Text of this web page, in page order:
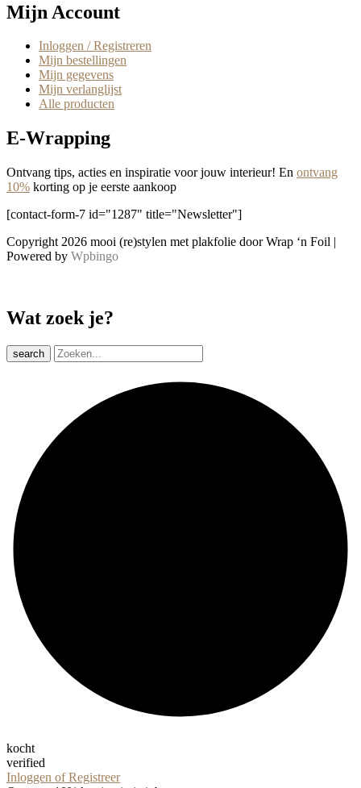
Mijn Account
Inloggen / Registreren
Mijn bestellingen
Mijn gegevens
Mijn verlanglijst
Alle producten
E-Wrapping
Ontvang tips, acties en inspiratie voor jouw interieur! En ontvang
10% korting op je eerste aankoop
[contact-form-7 id="1287" title="Newsletter"]
Copyright 2026 mooi (re)stylen met plakfolie door Wrap ‘n Foil |
Powered by Wpbingo
Wat zoek je?
search
kocht
verified
Inloggen of Registreer